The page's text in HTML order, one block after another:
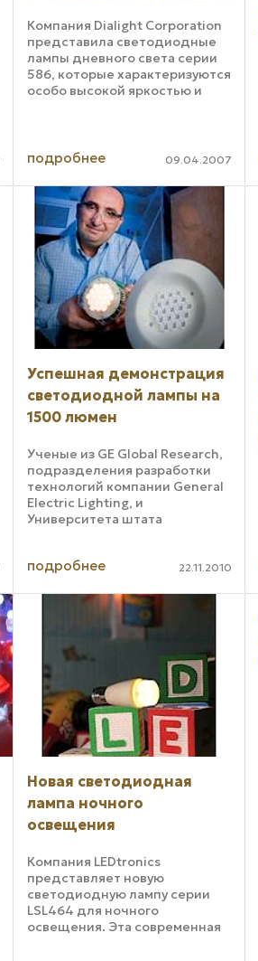
Компания Dialight Corporation
представила светодиодные
лампы дневного света серии
586, которые характеризуются
особо высокой яркостью и
байонетного сочленения и
подробнее 09.04.2007
Успешная демонстрация
светодиодной лампы на
1500 люмен
Ученые из GE Global Research,
подразделения разработки
технологий компании General
Electric Lighting, и
Университета штата
твердотельного освещения с
США, объявили об ...
подробнее 22.11.2010
Новая светодиодная
лампа ночного
освещения
Компания LEDtronics
представляет новую
светодиодную лампу серии
LSL464 для ночного
освещения. Эта современная